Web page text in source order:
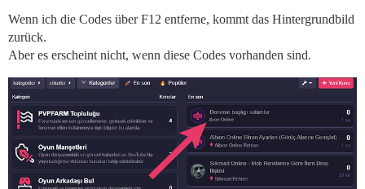
    font-weight: bold;
    font-size: 15px;
    text-transform: uppercase;
    color: rgb(247, 247, 255,.9);
    border-radius: 5px;
    padding-left: 5px;
    padding-right: 5px;
    padding-top: 2px;
    padding-bottom: 2px;
    background-color: #36364d;
}
Wenn ich die Codes über F12 entferne, kommt das Hintergrundbild
zurück.
Aber es erscheint nicht, wenn diese Codes vorhanden sind.